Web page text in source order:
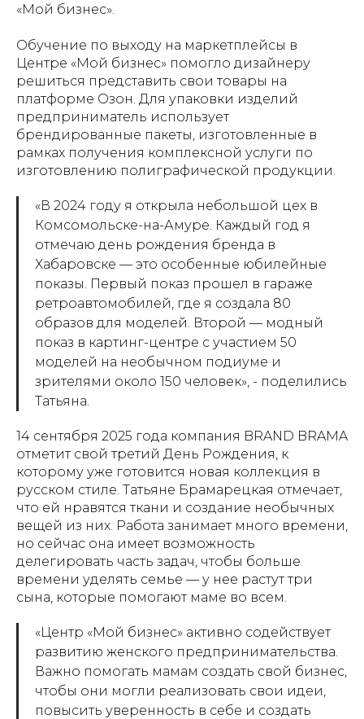
«Мой бизнес».
Обучение по выходу на маркетплейсы в
Центре «Мой бизнес» помогло дизайнеру
решиться представить свои товары на
платформе Озон. Для упаковки изделий
предприниматель использует
брендированные пакеты, изготовленные в
рамках получения комплексной услуги по
изготовлению полиграфической продукции.
«В 2024 году я открыла небольшой цех в
Комсомольске-на-Амуре. Каждый год я
отмечаю день рождения бренда в
Хабаровске — это особенные юбилейные
показы. Первый показ прошел в гараже
ретроавтомобилей, где я создала 80
образов для моделей. Второй — модный
показ в картинг-центре с участием 50
моделей на необычном подиуме и
зрителями около 150 человек», - поделились
Татьяна.
14 сентября 2025 года компания BRAND BRAMA
отметит свой третий День Рождения, к
которому уже готовится новая коллекция в
русском стиле. Татьяне Брамарецкая отмечает,
что ей нравятся ткани и создание необычных
вещей из них. Работа занимает много времени,
но сейчас она имеет возможность
делегировать часть задач, чтобы больше
времени уделять семье — у нее растут три
сына, которые помогают маме во всем.
«Центр «Мой бизнес» активно содействует
развитию женского предпринимательства.
Важно помогать мамам создать свой бизнес,
чтобы они могли реализовать свои идеи,
повысить уверенность в себе и создать